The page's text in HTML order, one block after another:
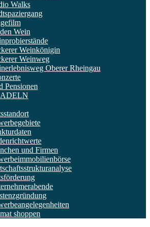
Walks
Wein
Weinkönigin
Weinweg
Oberer Rheingau
Pensionen
und Firmen
shoppen